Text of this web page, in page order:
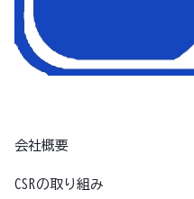
会社概要
CSRの取り組み